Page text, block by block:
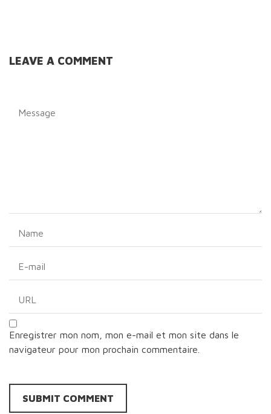
LEAVE A COMMENT
Enregistrer mon nom, mon e-mail et mon site dans le
navigateur pour mon prochain commentaire.